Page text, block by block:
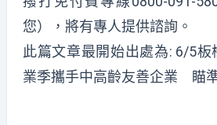
您），將有專人提供諮詢。
此篇文章最開始出處為: 6/5
業季攜手中高齡友善企業 瞄